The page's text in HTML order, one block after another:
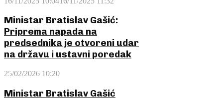
Ministar Bratislav Gašić:
Priprema napada na
predsednika je otvoreni udar
na državu i ustavni poredak
25/02/2026 10:20
Ministar Bratislav Gašić